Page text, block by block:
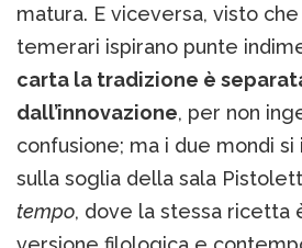
matura. E viceversa, visto
temerari ispirano punte
carta la tradizione è
dall’innovazione, per non
confusione; ma i due mondi
sulla soglia della sala
tempo, dove la stessa ricetta